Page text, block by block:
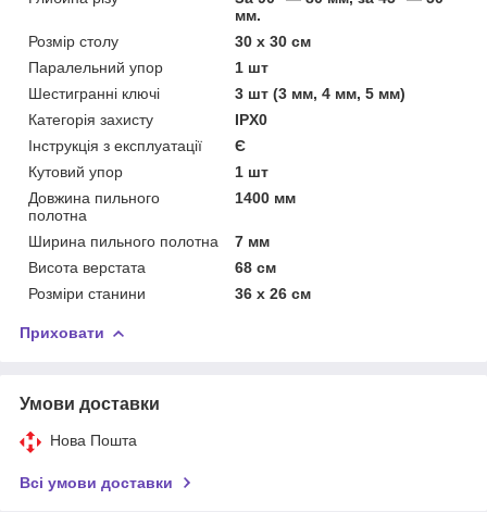
мм.
Розмір столу
30 х 30 см
Паралельний упор
1 шт
Шестигранні ключі
3 шт (3 мм, 4 мм, 5 мм)
Категорія захисту
IPX0
Інструкція з експлуатації
Є
Кутовий упор
1 шт
Довжина пильного
полотна
1400 мм
Ширина пильного полотна
7 мм
Висота верстата
68 см
Розміри станини
36 х 26 см
Приховати
Умови доставки
Нова Пошта
Всі умови доставки